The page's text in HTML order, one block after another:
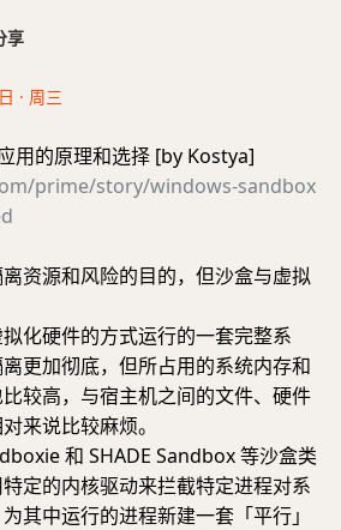
享
· 周三
用的原理和选择 [by Kostya]
prime/story/windows-sandbox
资源和风险的目的，但沙盒与虚拟
化硬件的方式运行的一套完整系
更加彻底，但所占用的系统内存和
较高，与宿主机之间的文件、硬件
来说比较麻烦。
和 SHADE Sandbox 等沙盒类
定的内核驱动来拦截特定进程对系
其中运行的进程新建一套「平行」